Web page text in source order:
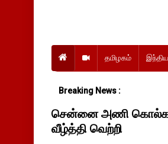
தமிழகம்
Breaking News :
சென்னை அணி
வீழ்த்தி வெற்றி